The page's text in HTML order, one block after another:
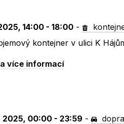
14:00 - 18:00 -
kontejner v ulici K
více informací
2025, 00:00 - 23:59 -